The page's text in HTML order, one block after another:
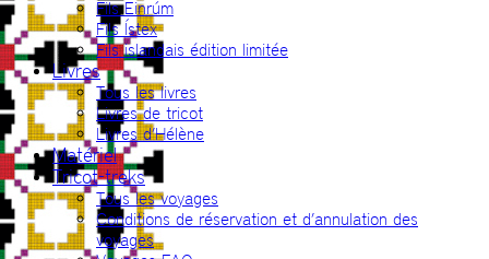
Fils Einrúm
Fils Ístex
Fils islandais édition limitée
Livres
Tous les livres
Livres de tricot
Livres d’Hélène
Matériel
Tricot-treks
Tous les voyages
Conditions de réservation et d’annulation des
voyages